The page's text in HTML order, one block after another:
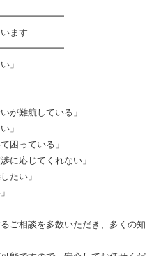
ます
」
が難航している」
」
困っている」
に応じてくれない」
たい」
ご相談を多数いただき、多くの知